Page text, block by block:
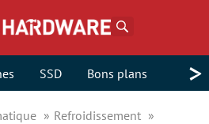
SSD Bons plans >
Refroidissement